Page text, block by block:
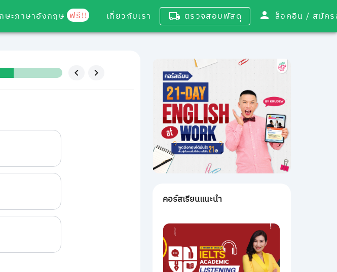
ษะภาษาอังกฤษ ฟรี!! เกี่ยวกับเรา ตรวจสอบพัสดุ ล็อคอิน /
คอร์สเรียนแนะนำ